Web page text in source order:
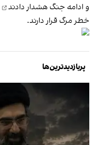
و ادامه جنگ هشدار دادند
خطر مرگ قرار دارند.
پربازدیدترین‌ها